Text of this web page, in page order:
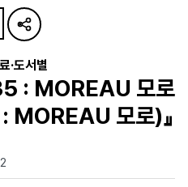
·도서별
: MOREAU 모로
MOREAU 모로)』